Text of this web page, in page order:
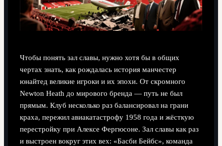
Чтобы понять зал славы, нужно хотя бы в общих
чертах знать, как рождалась история манчестер
юнайтед великие игроки и их эпохи. От скромного
Newton Heath до мирового бренда — путь не был
прямым. Клуб несколько раз балансировал на грани
краха, пережил авиакатастрофу 1958 года и жёсткую
перестройку при Алексe Фергюсоне. Зал славы как раз
и выстроен вокруг этих вех: «Басби Бейбс», команда